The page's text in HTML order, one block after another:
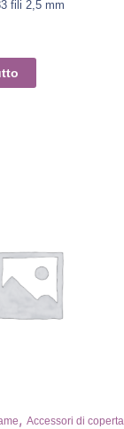
fili 2,5 mm
, Accessori di coperta